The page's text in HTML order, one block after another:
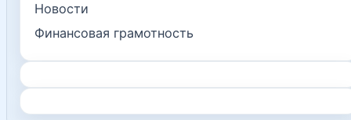
Новости
Финансовая грамотность